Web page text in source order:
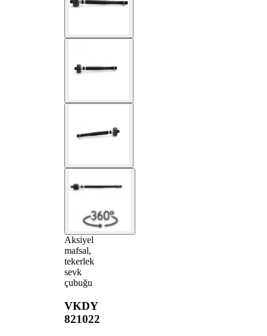
Aksiyel
mafsal,
tekerlek
sevk
çubuğu
VKDY
821022